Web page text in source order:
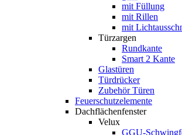
mit Füllung
mit Rillen
mit
Türzargen
Rundkante
Smart 2 Kante
Glastüren
Türdrücker
Zubehör Türen
Feuerschutzelemente
Dachflächenfenster
Velux
GGU-